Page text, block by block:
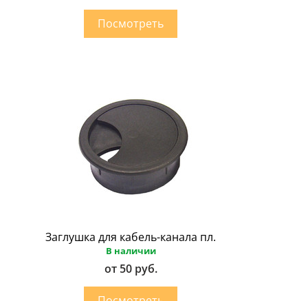
Заглушка для кабель-канала пл.
В наличии
от 50 руб.